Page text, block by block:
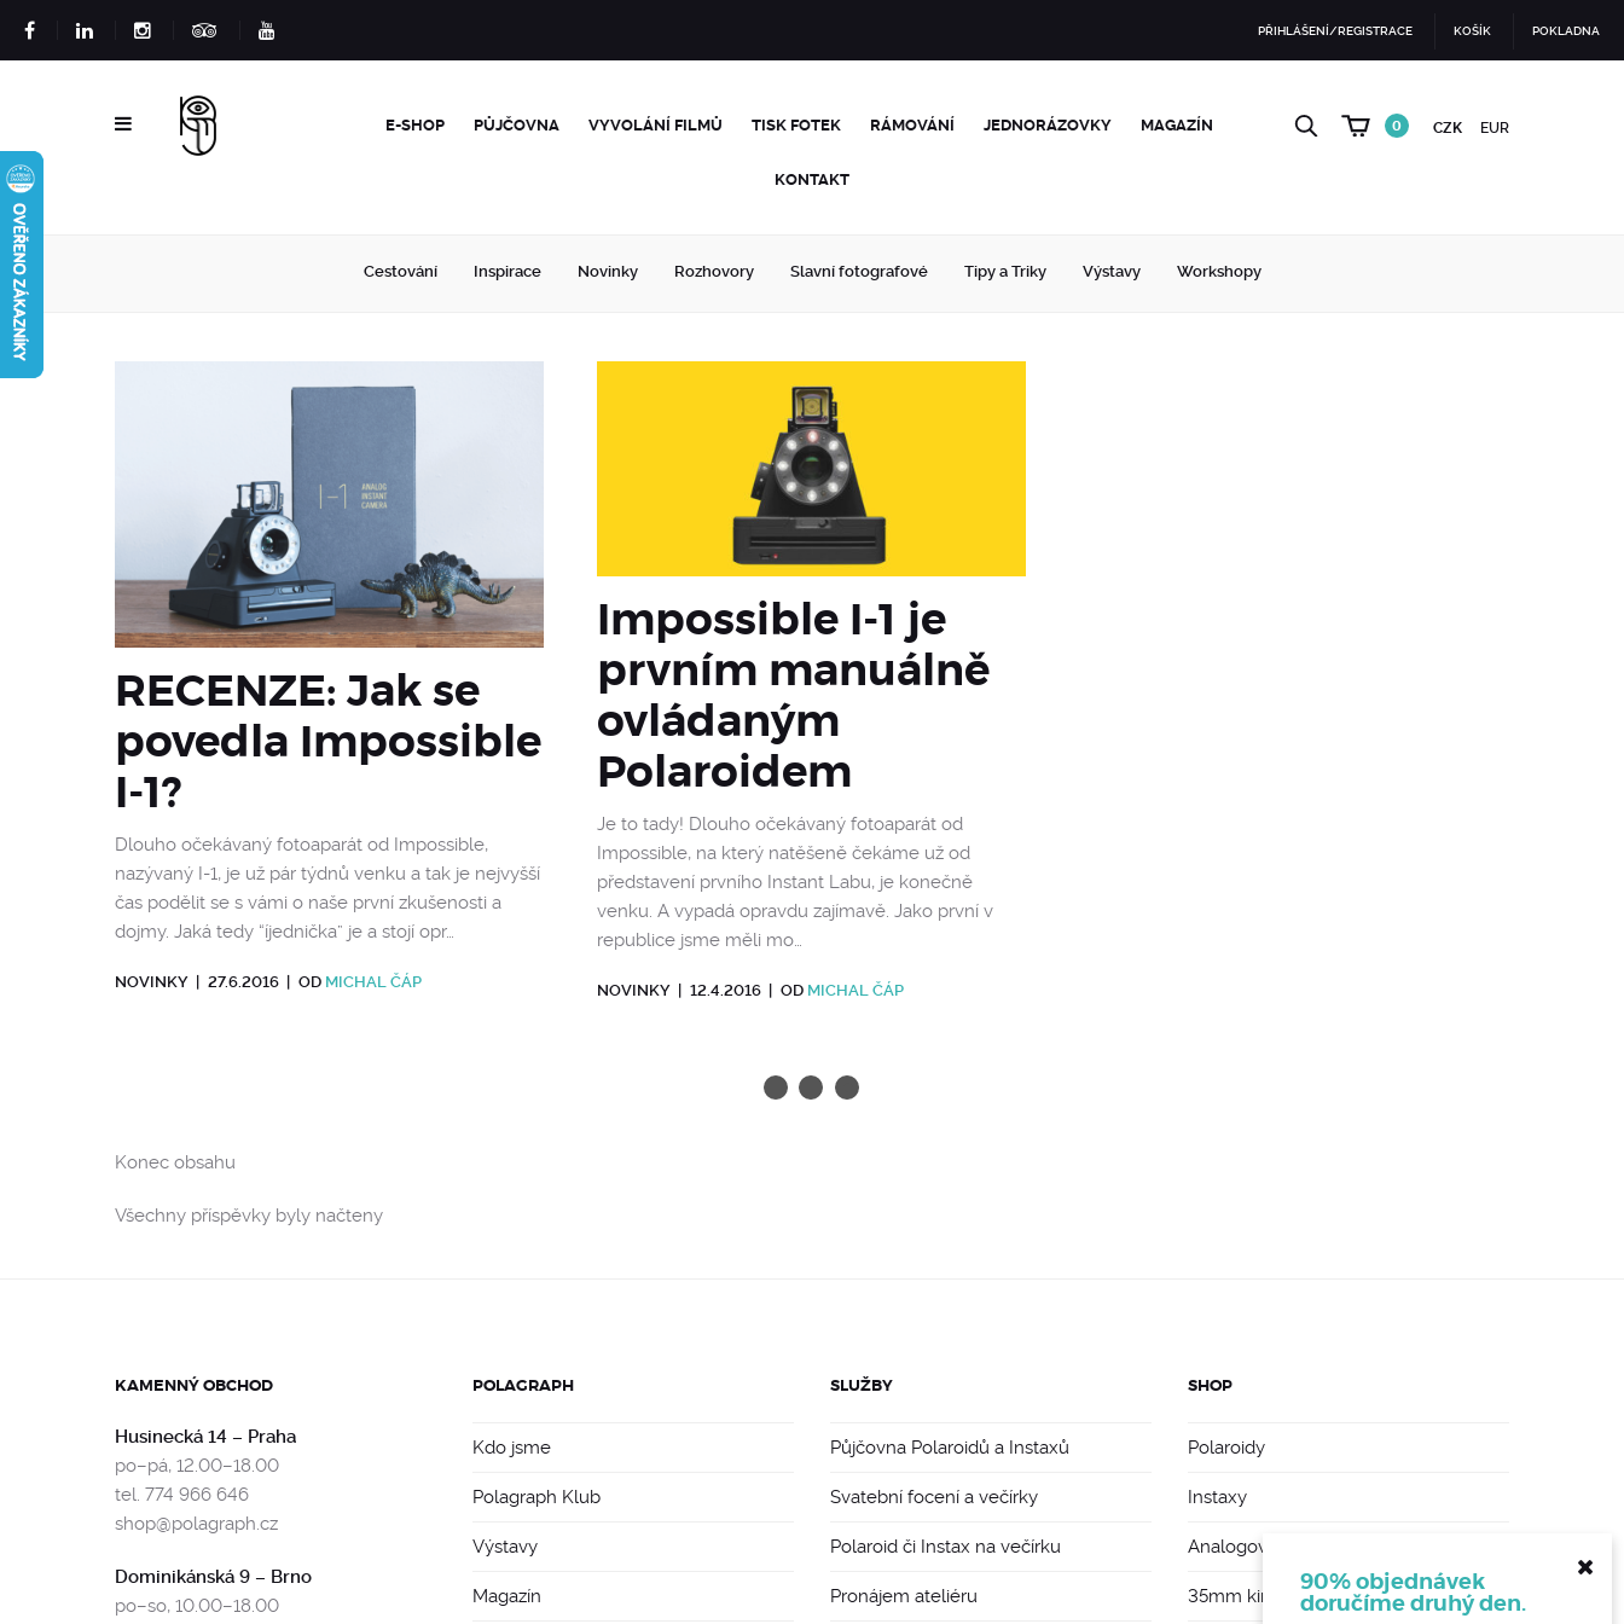
PŘIHLÁŠENÍ/REGISTRACE KOŠÍK POKLADNA
E-SHOP PŮJČOVNA VYVOLÁNÍ FILMŮ TISK FOTEK RÁMOVÁNÍ JEDNORÁZOVKY MAGAZÍN
KONTAKT
0 CZK EUR
Cestování Inspirace Novinky Rozhovory Slavní fotografové Tipy a Triky Výstavy Workshopy
RECENZE: Jak se
povedla Impossible
I-1?
Dlouho očekávaný fotoaparát od Impossible,
nazývaný I-1, je už pár týdnů venku a tak je nejvyšší
čas podělit se s vámi o naše první zkušenosti a
dojmy. Jaká tedy “íjednička” je a stojí opr…
NOVINKY | 27.6.2016 | OD MICHAL ČÁP
Impossible I-1 je
prvním manuálně
ovládaným
Polaroidem
Je to tady! Dlouho očekávaný fotoaparát od
Impossible, na který natěšeně čekáme už od
představení prvního Instant Labu, je konečně
venku. A vypadá opravdu zajímavě. Jako první v
republice jsme měli mo…
NOVINKY | 12.4.2016 | OD MICHAL ČÁP
Konec obsahu
Všechny příspěvky byly načteny
KAMENNÝ OBCHOD
Husinecká 14 – Praha
po–pá, 12.00–18.00
tel. 774 966 646
shop@polagraph.cz
Dominikánská 9 – Brno
po–so, 10.00–18.00
POLAGRAPH
Kdo jsme
Polagraph Klub
Výstavy
Magazín
SLUŽBY
Půjčovna Polaroidů a Instaxů
Svatební focení a večírky
Polaroid či Instax na večírku
Pronájem ateliéru
SHOP
Polaroidy
Instaxy
Analogové foťáky
35mm kinofilmy
90% objednávek
doručíme druhý den.